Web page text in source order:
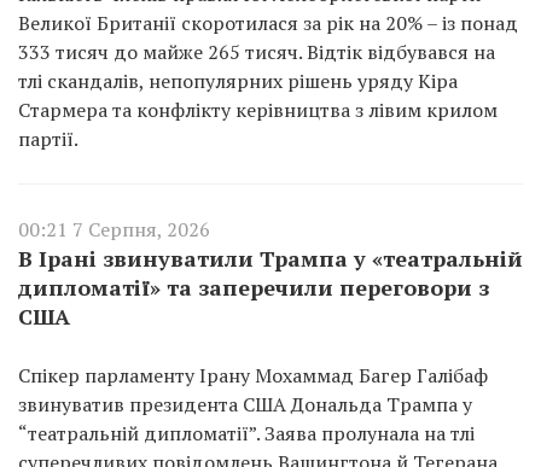
Великої Британії скоротилася за рік на 20% – із понад
333 тисяч до майже 265 тисяч. Відтік відбувався на
тлі скандалів, непопулярних рішень уряду Кіра
Стармера та конфлікту керівництва з лівим крилом
партії.
00:21 7 Серпня, 2026
В Ірані звинуватили Трампа у «театральній
дипломатії» та заперечили переговори з
США
Спікер парламенту Ірану Мохаммад Багер Галібаф
звинуватив президента США Дональда Трампа у
“театральній дипломатії”. Заява пролунала на тлі
суперечливих повідомлень Вашингтона й Тегерана